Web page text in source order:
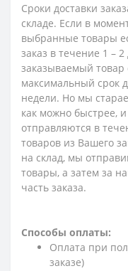
Сроки доставки
складе. Если в
выбранные товары
заказ в течение 1 –
заказываемый товар
максимальный срок
недели. Но мы
как можно быстрее,
отправляются в
товаров из Вашего
на склад, мы
товары, а затем за
часть заказа.
Способы оплаты:
Оплата при
заказе)